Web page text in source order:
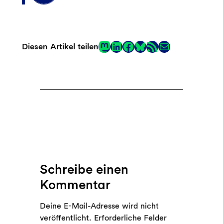
Diesen Artikel teilenMastodon
LinkedIn
Facebook
LinkRSS-Feed
E-Mail
Schreibe einen
Kommentar
Deine E-Mail-Adresse wird nicht
veröffentlicht. Erforderliche Felder